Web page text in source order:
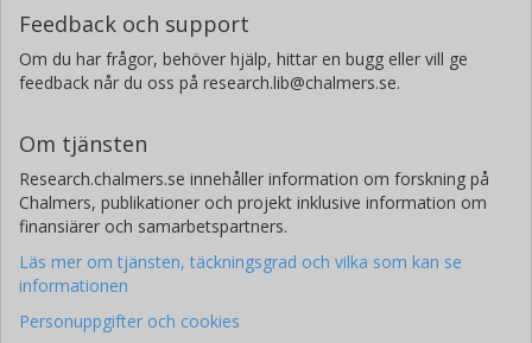
Feedback och support
Om du har frågor, behöver hjälp, hittar en bugg eller vill ge
feedback når du oss på research.lib@chalmers.se.
Om tjänsten
Research.chalmers.se innehåller information om forskning på
Chalmers, publikationer och projekt inklusive information om
finansiärer och samarbetspartners.
Läs mer om tjänsten, täckningsgrad och vilka som kan se
informationen
Personuppgifter och cookies